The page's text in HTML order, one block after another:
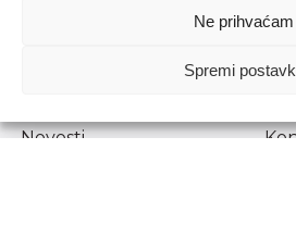
Ne prihvaćam
Spremi
1778129
Prenošenje sadržaja dopušteno je
Novosti